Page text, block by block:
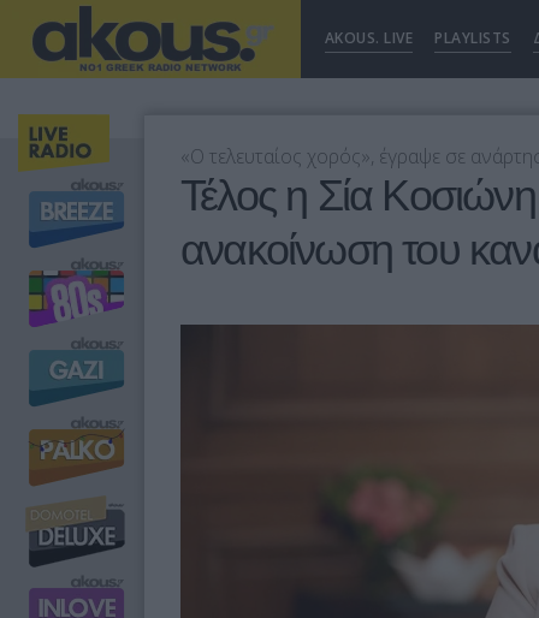
AKOUS. LIVE PLAYLISTS
«Ο τελευταίος χορός», έγραψε σε
Τέλος η Σία
ανακοίνωση του